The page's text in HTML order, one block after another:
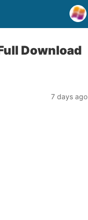
Download
7 days ago